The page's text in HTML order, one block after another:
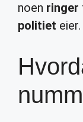
noen ringer
politiet eier.